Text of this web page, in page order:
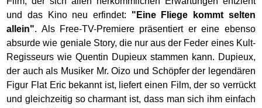
und das Kino neu erfindet: "Eine Fliege kommt selten
allein". Als Free-TV-Premiere präsentiert er eine ebenso
absurde wie geniale Story, die nur aus der Feder eines Kult-
Regisseurs wie Quentin Dupieux stammen kann. Dupieux,
der auch als Musiker Mr. Oizo und Schöpfer der legendären
Figur Flat Eric bekannt ist, liefert einen Film, der so verrückt
und gleichzeitig so charmant ist, dass man sich ihm einfach